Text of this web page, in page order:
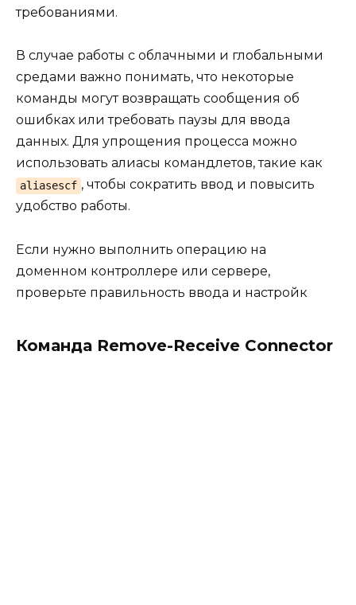
требованиями.
В случае работы с облачными и глобальными
средами важно понимать, что некоторые
команды могут возвращать сообщения об
ошибках или требовать паузы для ввода
данных. Для упрощения процесса можно
использовать алиасы командлетов, такие как
aliasescf , чтобы сократить ввод и повысить
удобство работы.
Если нужно выполнить операцию на
доменном контроллере или сервере,
проверьте правильность ввода и настройк
Команда Remove-Receive Connector